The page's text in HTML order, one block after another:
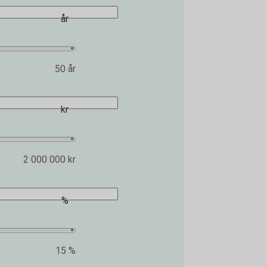
50 år
år
2 000 000 kr
kr
15 %
%